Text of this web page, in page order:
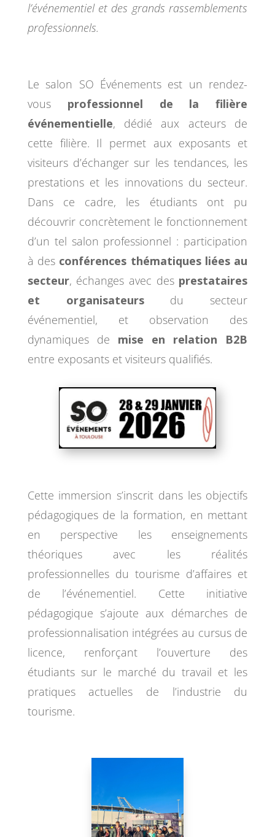
l’événementiel et des grands rassemblements
professionnels.
Le salon SO Événements est un rendez-
vous professionnel de la filière
événementielle, dédié aux acteurs de
cette filière. Il permet aux exposants et
visiteurs d’échanger sur les tendances, les
prestations et les innovations du secteur.
Dans ce cadre, les étudiants ont pu
découvrir concrètement le fonctionnement
d’un tel salon professionnel : participation
à des conférences thématiques liées au
secteur, échanges avec des prestataires
et organisateursdu secteur
événementiel, et observation des
dynamiques de mise en relation B2B
entre exposants et visiteurs qualifiés.
Cette immersion s’inscrit dans les objectifs
pédagogiques de la formation, en mettant
en perspective les enseignements
théoriques avec les réalités
professionnelles du tourisme d’affaires et
de l’événementiel. Cette initiative
pédagogique s’ajoute aux démarches de
professionnalisation intégrées au cursus de
licence, renforçant l’ouverture des
étudiants sur le marché du travail et les
pratiques actuelles de l’industrie du
tourisme.